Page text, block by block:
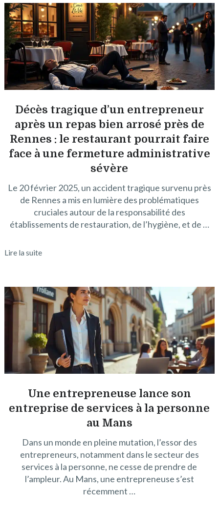
Décès tragique d’un entrepreneur
après un repas bien arrosé près de
Rennes : le restaurant pourrait faire
face à une fermeture administrative
sévère
Le 20 février 2025, un accident tragique survenu près
de Rennes a mis en lumière des problématiques
cruciales autour de la responsabilité des
établissements de restauration, de l’hygiène, et de …
Lire la suite
Une entrepreneuse lance son
entreprise de services à la personne
au Mans
Dans un monde en pleine mutation, l’essor des
entrepreneurs, notamment dans le secteur des
services à la personne, ne cesse de prendre de
l’ampleur. Au Mans, une entrepreneuse s’est
récemment …